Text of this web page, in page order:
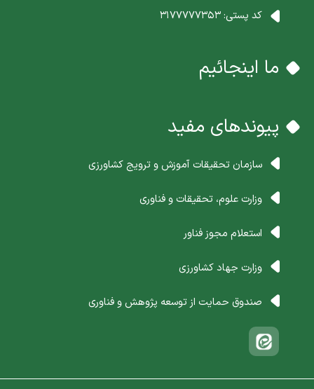
کد پستی:3177777353
ما اینجائیم
پیوندهای مفید
سازمان تحقیقات آموزش و ترویج کشاورزی
وزارت علوم، تحقیقات و فناوری
استعلام مجوز فناور
وزارت جهاد کشاورزی
صندوق حمایت از توسعه پژوهش و فناوری